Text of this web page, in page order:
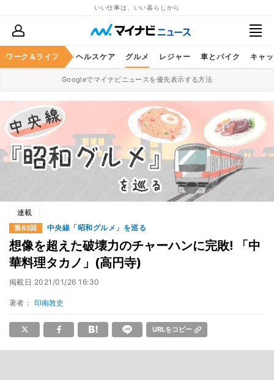
いい仕事は、いい暮らしから
ワーク＆ライフ
マネー 暮らし ヘルスケア グルメ レジャー 車とバイク キャ
Googleでマイナビニュースを優先表示する方法
連載
第63回 中央線「昭和グルメ」を巡る
想像を超えた破壊力のチャーハンに完敗! 「中
華料理タカノ」(高円寺)
掲載日 2021/01/26 16:30
著者： 印南敦史
URLをコピー